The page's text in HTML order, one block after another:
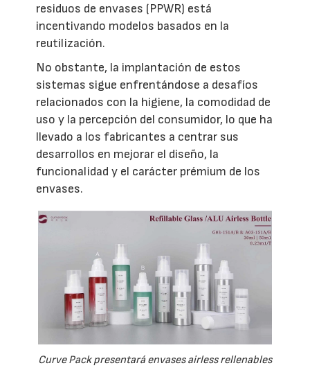
residuos de envases (PPWR) está
incentivando modelos basados en la
reutilización.
No obstante, la implantación de estos
sistemas sigue enfrentándose a desafíos
relacionados con la higiene, la comodidad de
uso y la percepción del consumidor, lo que ha
llevado a los fabricantes a centrar sus
desarrollos en mejorar el diseño, la
funcionalidad y el carácter prémium de los
envases.
Curve Pack presentará envases airless rellenables